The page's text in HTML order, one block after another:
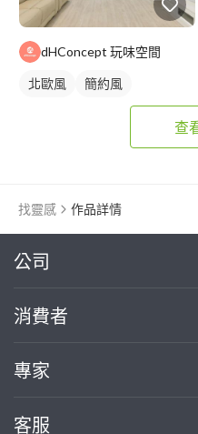
dHConcept 玩味空間
北歐風 簡約風
查
找靈感 作品詳情
公司
關於我們
部落格
加入我們
消費者
買服務
專家
案件中心
客服
繼續完成